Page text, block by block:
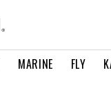
MARINE FLY